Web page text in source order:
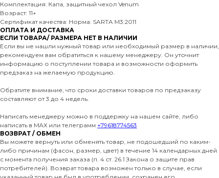
Комплектация: Капа, защитный чехол Venum
Возраст: 11+
Сертификат качества: Норма: SARTA M3:2011
ОПЛАТА И ДОСТАВКА
ЕСЛИ ТОВАРА/ РАЗМЕРА НЕТ В НАЛИЧИИ
Если вы не нашли нужный товар или необходимый размер в наличии,
рекомендуем вам обратиться к нашему менеджеру. Он уточнит
информацию о поступлении товара и возможности оформить
предзаказ на желаемую продукцию.
Обратите внимание, что сроки доставки товаров по предзаказу
составляют от 3 до 4 недель.
Написать менеджеру можно в поддержку на нашем сайте, либо
написать в MAX или телеграмм +79618774563
ВОЗВРАТ / ОБМЕН
Вы можете вернуть или обменять товар, не подошедший по каким-
либо причинам (фасон, размер, цвет) в течение 14 календарных дней
с момента получения заказа (п. 4 ст. 26.1 Закона о защите прав
потребителей). Возврат товара возможен только в случае, если